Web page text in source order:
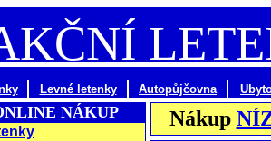
Levné letenky Autopůjčovna
NÁKUP Nákup